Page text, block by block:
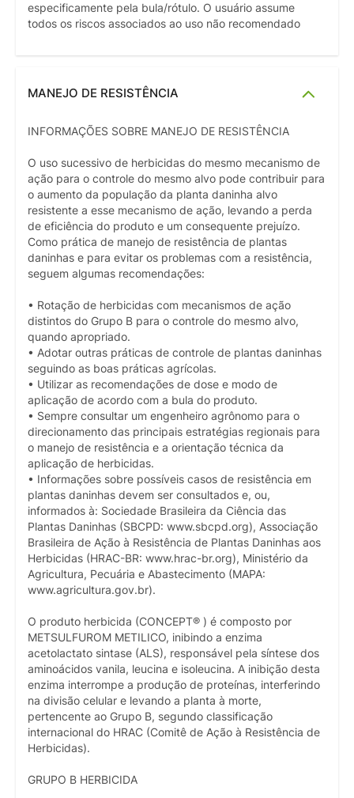
especificamente pela bula/rótulo. O usuário assume
todos os riscos associados ao uso não recomendado
MANEJO DE RESISTÊNCIA
INFORMAÇÕES SOBRE MANEJO DE RESISTÊNCIA
O uso sucessivo de herbicidas do mesmo mecanismo de
ação para o controle do mesmo alvo pode contribuir para
o aumento da população da planta daninha alvo
resistente a esse mecanismo de ação, levando a perda
de eficiência do produto e um consequente prejuízo.
Como prática de manejo de resistência de plantas
daninhas e para evitar os problemas com a resistência,
seguem algumas recomendações:
• Rotação de herbicidas com mecanismos de ação
distintos do Grupo B para o controle do mesmo alvo,
quando apropriado.
• Adotar outras práticas de controle de plantas daninhas
seguindo as boas práticas agrícolas.
• Utilizar as recomendações de dose e modo de
aplicação de acordo com a bula do produto.
• Sempre consultar um engenheiro agrônomo para o
direcionamento das principais estratégias regionais para
o manejo de resistência e a orientação técnica da
aplicação de herbicidas.
• Informações sobre possíveis casos de resistência em
plantas daninhas devem ser consultados e, ou,
informados à: Sociedade Brasileira da Ciência das
Plantas Daninhas (SBCPD: www.sbcpd.org), Associação
Brasileira de Ação à Resistência de Plantas Daninhas aos
Herbicidas (HRAC-BR: www.hrac-br.org), Ministério da
Agricultura, Pecuária e Abastecimento (MAPA:
www.agricultura.gov.br).
O produto herbicida (CONCEPT® ) é composto por
METSULFUROM METILICO, inibindo a enzima
acetolactato sintase (ALS), responsável pela síntese dos
aminoácidos vanila, leucina e isoleucina. A inibição desta
enzima interrompe a produção de proteínas, interferindo
na divisão celular e levando a planta à morte,
pertencente ao Grupo B, segundo classificação
internacional do HRAC (Comitê de Ação à Resistência de
Herbicidas).
GRUPO B HERBICIDA